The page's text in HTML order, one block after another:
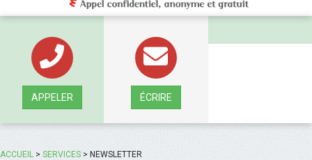
APPELER ÉCRIRE
ACCUEIL>SERVICES >NEWSLETTER